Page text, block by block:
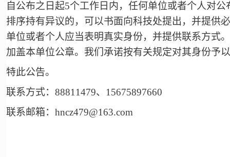
自公布之日起5个工作日内，任何单位或者个人对
排序持有异议的，可以书面向科技处提出，并提供
单位或者个人应当表明真实身份，并提供联系方式
加盖本单位公章。我们承诺按有关规定对其身份予
特此公告。
联系方式：88811479、15675897660
联系邮箱：hncz479@163.com